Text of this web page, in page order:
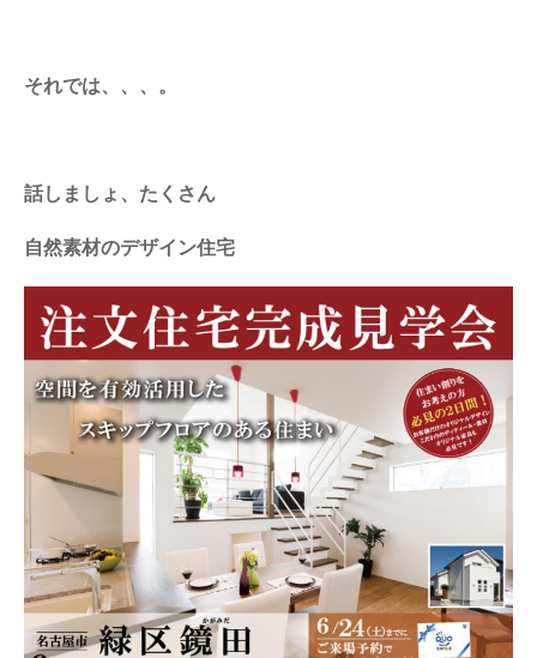
それでは、、、。
話しましょ、たくさん
自然素材のデザイン住宅